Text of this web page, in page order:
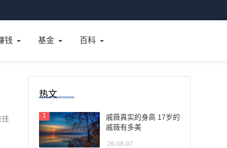
钱 基金 百科
往
热文
1
戚薇真实的身高 17岁的
戚薇有多美
26-08-07